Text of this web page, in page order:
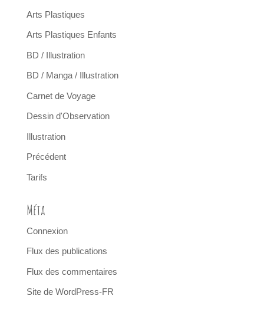
Arts Plastiques
Arts Plastiques Enfants
BD / Illustration
BD / Manga / Illustration
Carnet de Voyage
Dessin d'Observation
Illustration
Précédent
Tarifs
Méta
Connexion
Flux des publications
Flux des commentaires
Site de WordPress-FR